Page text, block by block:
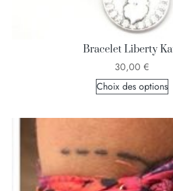
Bracelet Liberty
30,00 €
Choix des options